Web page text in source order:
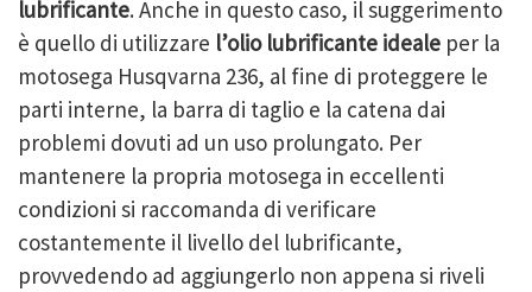
lubrificante. Anche in questo caso, il suggerimento
è quello di utilizzare l’olio lubrificante ideale per la
motosega Husqvarna 236, al fine di proteggere le
parti interne, la barra di taglio e la catena dai
problemi dovuti ad un uso prolungato. Per
mantenere la propria motosega in eccellenti
condizioni si raccomanda di verificare
costantemente il livello del lubrificante,
provvedendo ad aggiungerlo non appena si riveli